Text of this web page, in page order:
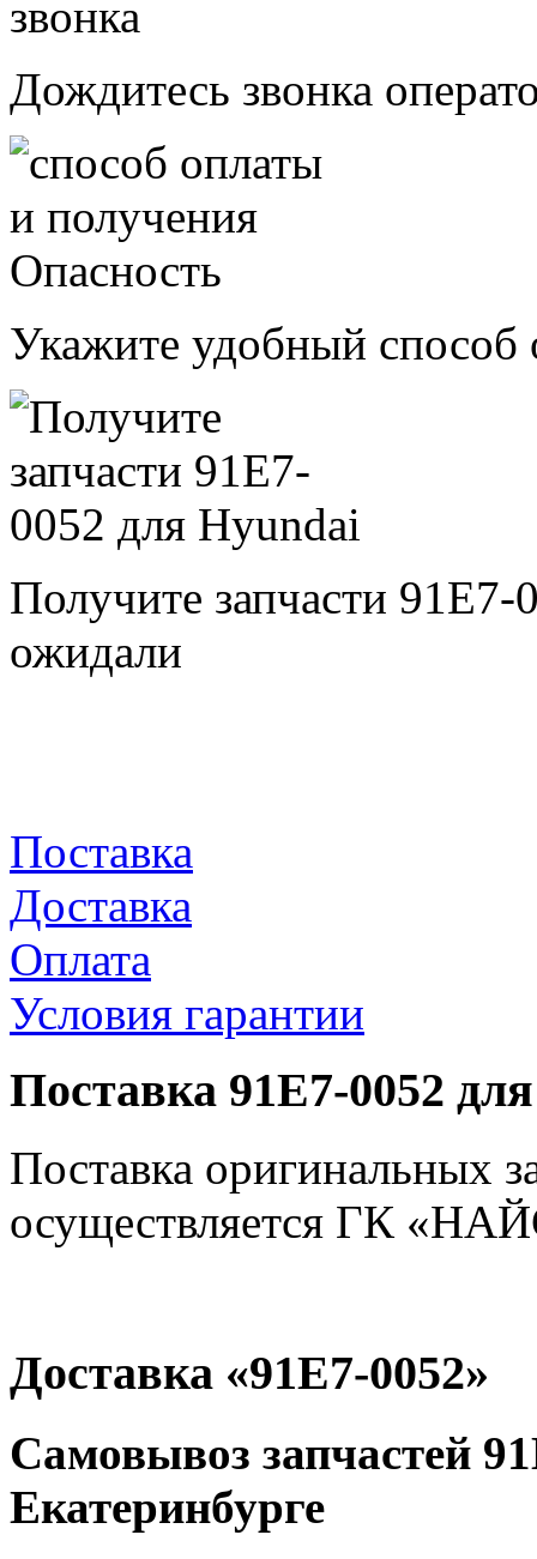
Дождитесь звонка
Укажите удобный способ
Получите запчасти
ожидали
Поставка
Доставка
Оплата
Условия гарантии
Поставка 91E7-0052
Поставка оригинальных
осуществляется ГК
Доставка «91E7-0052»
Самовывоз запчастей
Екатеринбурге